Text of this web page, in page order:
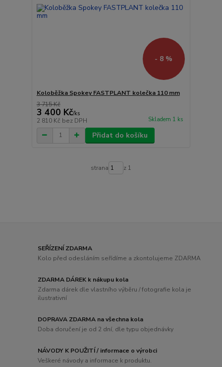
- 8 %
Koloběžka Spokey FASTPLANT kolečka 110 mm
3 715 Kč
3 400 Kč/ks
2 810 Kč bez DPH Skladem 1 ks
Přidat do košíku
strana z 1
SEŘÍZENÍ ZDARMA
Kolo před odesláním seřídíme a zkontolujeme ZDARMA
ZDARMA DÁREK k nákupu kola
Zdarma dárek dle vlastního výběru / fotografie kola je
ilustrativní
DOPRAVA ZDARMA na všechna kola
Doba doručení je od 2 dní, dle typu objednávky
NÁVODY K POUŽITÍ / informace o výrobci
Veškeré návody a informace k produktu.